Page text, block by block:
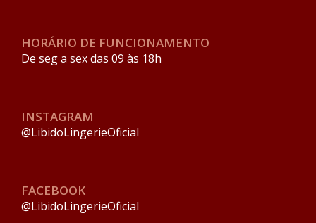
HORÁRIO DE FUNCIONAMENTO
De seg a sex das 09 às 18h
INSTAGRAM
@LibidoLingerieOficial
FACEBOOK
@LibidoLingerieOficial